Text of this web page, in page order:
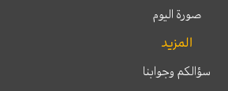
صورة اليوم
المزيد
سؤالكم وجوابنا